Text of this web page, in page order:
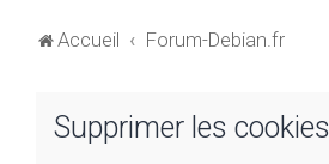
Accueil Forum-Debian.fr
Supprimer les cookies